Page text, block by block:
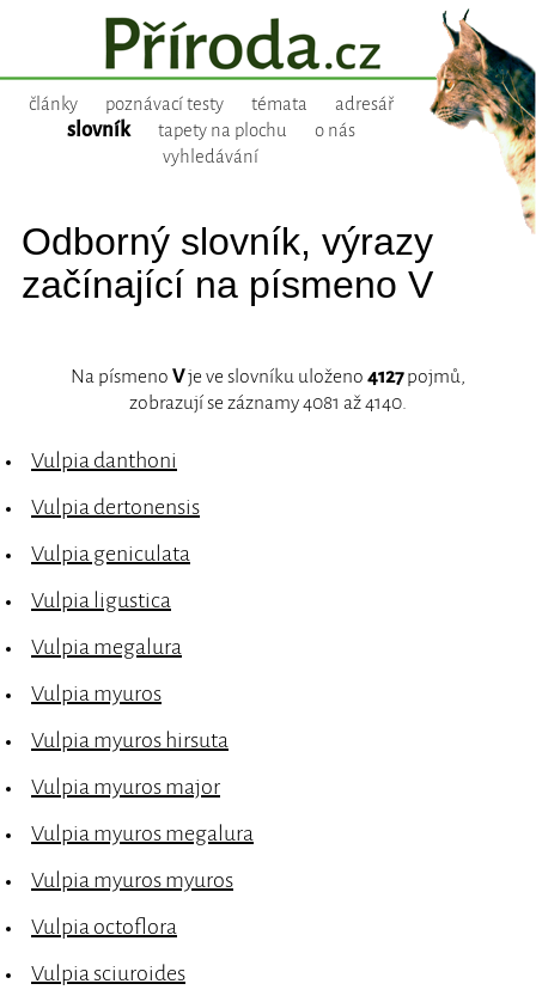
články poznávací testy témata adresář
slovník tapety na plochu
o nás
vyhledávání
Odborný slovník, výrazy
začínající na písmeno V
Na písmeno Vje ve slovníku uloženo 4127pojmů,
zobrazují se záznamy 4081 až 4140.
Vulpia danthoni
Vulpia dertonensis
Vulpia geniculata
Vulpia ligustica
Vulpia megalura
Vulpia myuros
Vulpia myuros hirsuta
Vulpia myuros major
Vulpia myuros megalura
Vulpia myuros myuros
Vulpia octoflora
Vulpia sciuroides